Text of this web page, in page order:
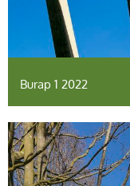
Burap 1 2022